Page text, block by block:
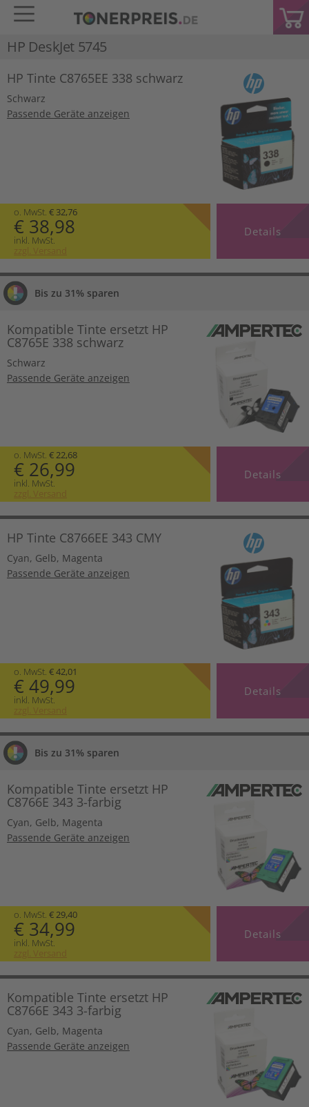
HP DeskJet 5745
HP Tinte C8765EE 338 schwarz
Schwarz
Passende Geräte anzeigen
o. MwSt. € 32,76
€ 38,98
inkl. MwSt.
zzgl. Versand
Details
Bis zu 31% sparen
Kompatible Tinte ersetzt HP
C8765E 338 schwarz
Schwarz
Passende Geräte anzeigen
o. MwSt. € 22,68
€ 26,99
inkl. MwSt.
zzgl. Versand
Details
HP Tinte C8766EE 343 CMY
Cyan, Gelb, Magenta
Passende Geräte anzeigen
o. MwSt. € 42,01
€ 49,99
inkl. MwSt.
zzgl. Versand
Details
Bis zu 31% sparen
Kompatible Tinte ersetzt HP
C8766E 343 3-farbig
Cyan, Gelb, Magenta
Passende Geräte anzeigen
o. MwSt. € 29,40
€ 34,99
inkl. MwSt.
zzgl. Versand
Details
Kompatible Tinte ersetzt HP
C8766E 343 3-farbig
Cyan, Gelb, Magenta
Passende Geräte anzeigen